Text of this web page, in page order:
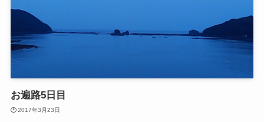
お遍路5日目
2017年3月23日